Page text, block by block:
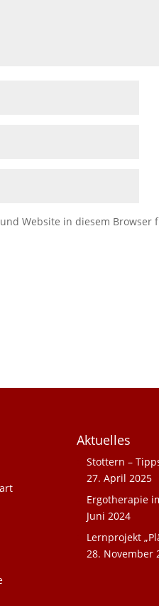
Website in diesem
Aktuelles
Stottern –
27. April 2025
Ergotherapie
Juni 2024
Lernprojekt
28. November